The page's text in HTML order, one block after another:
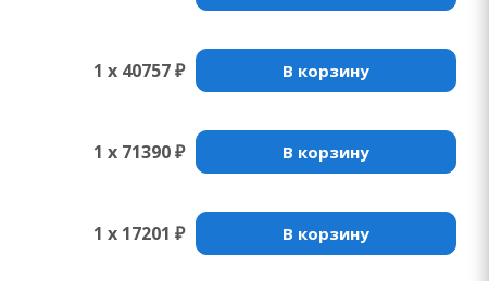
1 x 40757 ₽ В корзину
1 x 71390 ₽ В корзину
1 x 17201 ₽ В корзину